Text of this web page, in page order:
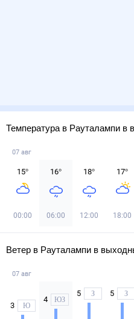
Температура в Рауталампи в
07 авг
15°
00:00
16°
06:00
18°
12:00
17°
18:00
Ветер в Рауталампи в
07 авг
3 Ю
4 ЮЗ
5 З 5 З